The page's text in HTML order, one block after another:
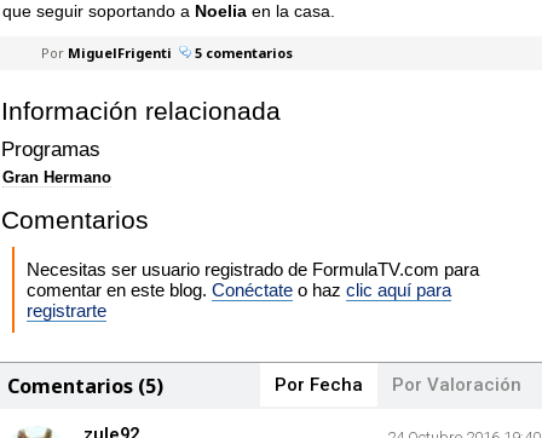
que seguir soportando a Noelia en la casa.
Por MiguelFrigenti 5 comentarios
Información relacionada
Programas
Gran Hermano
Comentarios
Necesitas ser usuario registrado de FormulaTV.com para
comentar en este blog. Conéctate o haz clic aquí para
registrarte
Comentarios (5) Por Fecha Por Valoración